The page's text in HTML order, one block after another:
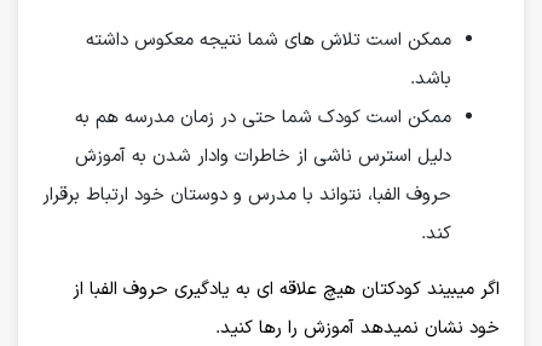
ممکن است تلاش های شما نتیجه معکوس داشته
باشد.
ممکن است کودک شما حتی در زمان مدرسه هم به
دلیل استرس ناشی از خاطرات وادار شدن به آموزش
حروف الفبا، نتواند با مدرس و دوستان خود ارتباط برقرار
کند.
اگر میبیند کودکتان هیچ علاقه ای به یادگیری حروف الفبا از
خود نشان نمیدهد آموزش را رها کنید.